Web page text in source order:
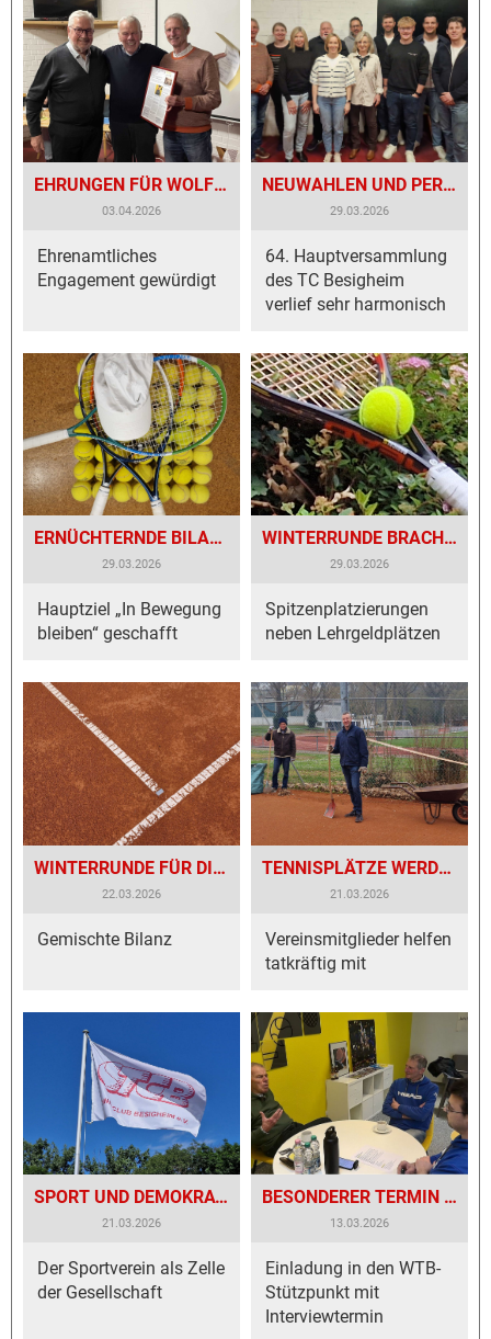
EHRUNGEN FÜR WOLFGANG THEISS UND HEINZ-JOSEF FLÖPER
03.04.2026
Ehrenamtliches
Engagement gewürdigt
NEUWAHLEN UND PERSPEKTIVEN FÜR DIE ZUKUNFT
29.03.2026
64. Hauptversammlung
des TC Besigheim
verlief sehr harmonisch
ERNÜCHTERNDE BILANZ DER HERREN 50 UND 60
29.03.2026
Hauptziel „In Bewegung
bleiben“ geschafft
WINTERRUNDE BRACHTE ZWEI AUFSTIEGE
29.03.2026
Spitzenplatzierungen
neben Lehrgeldplätzen
WINTERRUNDE FÜR DIE JUGEND BEENDET
22.03.2026
Gemischte Bilanz
TENNISPLÄTZE WERDEN GERICHTET
21.03.2026
Vereinsmitglieder helfen
tatkräftig mit
SPORT UND DEMOKRATIE
21.03.2026
Der Sportverein als Zelle
der Gesellschaft
BESONDERER TERMIN FÜR WOLFGANG THEISS
13.03.2026
Einladung in den WTB-
Stützpunkt mit
Interviewtermin